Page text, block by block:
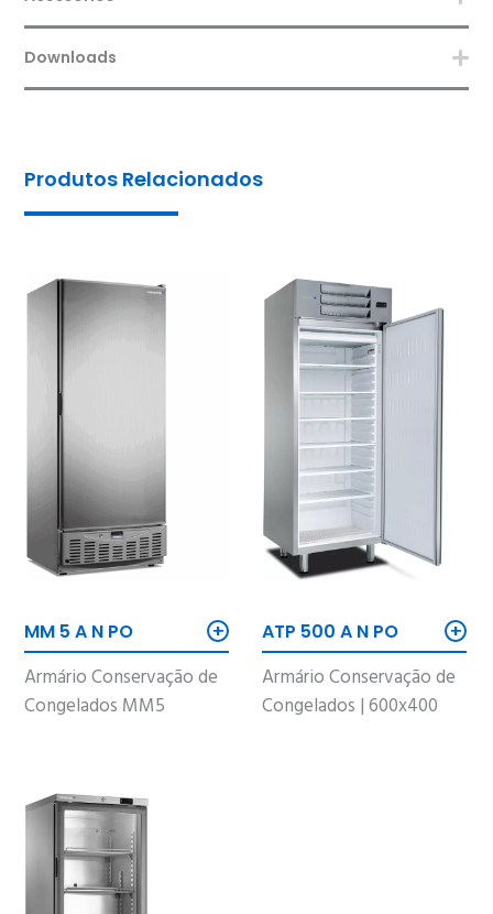
Downloads
Produtos Relacionados
MM 5 A N PO +
Armário Conservação de
Congelados MM5
ATP 500 A N PO +
Armário Conservação de
Congelados | 600x400